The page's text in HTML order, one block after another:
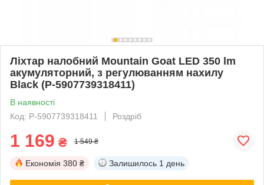
Ліхтар налобний Mountain Goat LED 350 lm
акумуляторний, з регулюванням нахилу
Black (P-5907739318411)
В наявності
Код: P-5907739318411
Роздріб
1 169 ₴ 1 549 ₴
Економія 380 ₴ Залишилось 1 день